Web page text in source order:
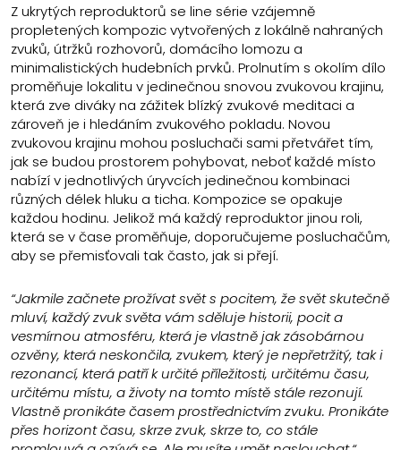
Z ukrytých reproduktorů se line série vzájemně
propletených kompozic vytvořených z lokálně nahraných
zvuků, útržků rozhovorů, domácího lomozu a
minimalistických hudebních prvků. Prolnutím s okolím dílo
proměňuje lokalitu v jedinečnou snovou zvukovou krajinu,
která zve diváky na zážitek blízký zvukové meditaci a
zároveň je i hledáním zvukového pokladu. Novou
zvukovou krajinu mohou posluchači sami přetvářet tím,
jak se budou prostorem pohybovat, neboť každé místo
nabízí v jednotlivých úryvcích jedinečnou kombinaci
různých délek hluku a ticha. Kompozice se opakuje
každou hodinu. Jelikož má každý reproduktor jinou roli,
která se v čase proměňuje, doporučujeme posluchačům,
aby se přemisťovali tak často, jak si přejí.
“Jakmile začnete prožívat svět s pocitem, že svět skutečně
mluví, každý zvuk světa vám sděluje historii, pocit a
vesmírnou atmosféru, která je vlastně jak zásobárnou
ozvěny, která neskončila, zvukem, který je nepřetržitý, tak i
rezonancí, která patří k určité příležitosti, určitému času,
určitému místu, a životy na tomto místě stále rezonují.
Vlastně pronikáte časem prostřednictvím zvuku. Pronikáte
přes horizont času, skrze zvuk, skrze to, co stále